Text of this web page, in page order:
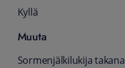
Kyllä
Muuta
Sormenjälkilukija takana